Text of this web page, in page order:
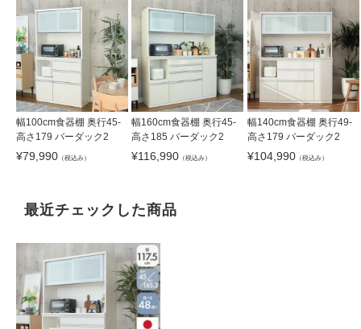
幅100cm食器棚 奥行45-
高さ179 バーダック2
¥79,990 （税込み）
幅160cm食器棚 奥行45-
高さ185 バーダック2
¥116,990 （税込み）
幅140cm食器棚 奥行49-
高さ179 バーダック2
¥104,990（税込み）
最近チェックした商品